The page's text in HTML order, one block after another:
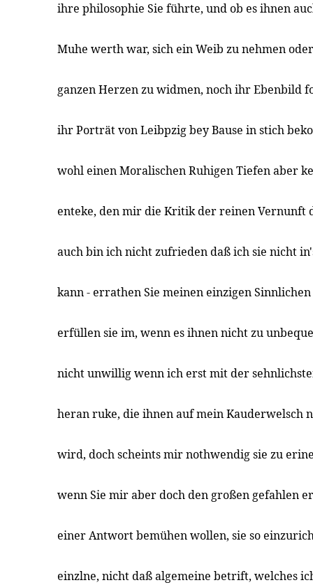
ihre philosophie Sie führte, und ob es ihnen
Muhe werth war, sich ein Weib zu nehmen
ganzen Herzen zu widmen, noch ihr Ebenbild
ihr Porträt von Leibpzig bey Bause in stich
wohl einen Moralischen Ruhigen Tiefen aber
enteke, den mir die Kritik der reinen Vernunft
auch bin ich nicht zufrieden daß ich sie nicht
kann - errathen Sie meinen einzigen
erfüllen sie im, wenn es ihnen nicht zu
nicht unwillig wenn ich erst mit der
heran ruke, die ihnen auf mein Kauderwelsch
wird, doch scheints mir nothwendig sie zu
wenn Sie mir aber doch den großen gefahlen
einer Antwort bemühen wollen, sie so
einzlne, nicht daß algemeine betrift, welches